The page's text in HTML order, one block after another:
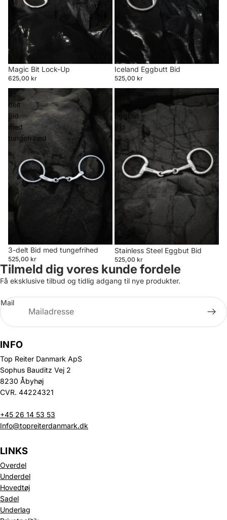
Magic Bit Lock-Up
625,00 kr
Iceland Eggbutt Bid
525,00 kr
delt
Bid
med
tungefrihed
3-delt Bid med tungefrihed
525,00 kr
Eggbut
Bid
Stainless Steel Eggbut Bid
525,00 kr
Tilmeld dig vores kunde fordele
Få eksklusive tilbud og tidlig adgang til nye produkter.
Mail
INFO
Top Reiter Danmark ApS
Sophus Bauditz Vej 2
8230 Åbyhøj
CVR. 44224321
+45 26 14 53 53
Info@topreiterdanmark.dk
LINKS
Overdel
Underdel
Hovedtøj
Sadel
Underlag